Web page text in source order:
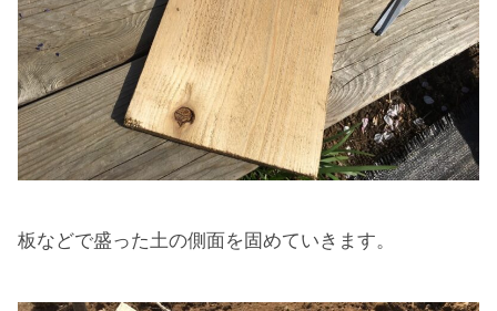
板などで盛った土の側面を固めていきます。